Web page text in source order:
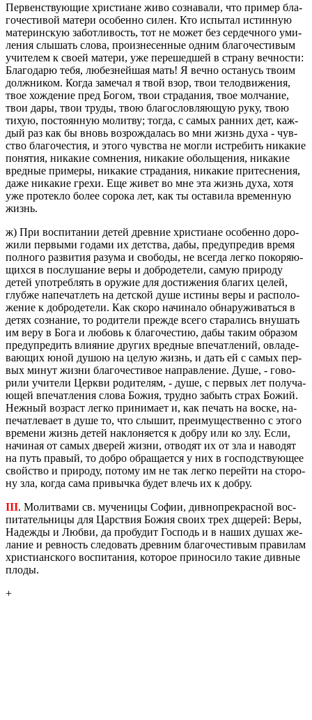
Пер­вен­ству­ю­щие хри­сти­ане живо со­зна­ва­ли, что при­мер бла­
го­че­сти­вой ма­те­ри осо­бен­но силен. Кто ис­пы­тал ис­тин­ную
ма­те­рин­скую за­бот­ли­вость, тот не может без сер­деч­но­го уми­
ле­ния слы­шать слова, про­из­не­сен­ные одним бла­го­че­сти­вым
учи­те­лем к своей ма­те­ри, уже пе­ре­шед­шей в стра­ну веч­но­сти:
Бла­го­да­рю тебя, лю­без­ней­шая мать! Я вечно оста­нусь твоим
долж­ни­ком. Когда за­ме­чал я твой взор, твои те­ло­дви­же­ния,
твое хож­де­ние пред Богом, твои стра­да­ния, твое мол­ча­ние,
твои дары, твои труды, твою бла­го­слов­ля­ю­щую руку, твою
тихую, по­сто­ян­ную мо­лит­ву; тогда, с самых ран­них дет, каж­
дый раз как бы вновь воз­рож­да­лась во мни жизнь духа - чув­
ство бла­го­че­стия, и этого чув­ства не могли ис­тре­бить ни­ка­кие
по­ня­тия, ни­ка­кие со­мне­ния, ни­ка­кие обо­льще­ния, ни­ка­кие
вред­ные при­ме­ры, ни­ка­кие стра­да­ния, ни­ка­кие при­тес­не­ния,
даже ни­ка­кие грехи. Еще живет во мне эта жизнь духа, хотя
уже про­тек­ло более со­ро­ка лет, как ты оста­ви­ла вре­мен­ную
жизнь.
ж) При вос­пи­та­нии детей древ­ние хри­сти­ане осо­бен­но до­ро­
жи­ли пер­вы­ми го­да­ми их дет­ства, дабы, пре­ду­пре­див время
пол­но­го раз­ви­тия ра­зу­ма и сво­бо­ды, не все­гда легко по­ко­ря­ю­
щих­ся в по­слу­ша­ние веры и доб­ро­де­те­ли, самую при­ро­ду
детей упо­треб­лять в ору­жие для до­сти­же­ния бла­гих целей,
глуб­же на­пе­чат­леть на дет­ской душе ис­ти­ны веры и рас­по­ло­
же­ние к доб­ро­де­те­ли. Как скоро на­чи­на­ло об­на­ру­жи­вать­ся в
детях со­зна­ние, то ро­ди­те­ли пре­жде всего ста­ра­лись вну­шать
им веру в Бога и лю­бовь к бла­го­че­стию, дабы таким об­ра­зом
пре­ду­пре­дить вли­я­ние дру­гих вред­ные впе­чат­ле­ний, овла­де­
ва­ю­щих юной душою на целую жизнь, и дать ей с самых пер­
вых минут жизни бла­го­че­сти­вое на­прав­ле­ние. Душе, - го­во­
ри­ли учи­те­ли Церк­ви ро­ди­те­лям, - душе, с пер­вых лет по­лу­ча­
ю­щей впе­чат­ле­ния слова Божия, труд­но за­быть страх Божий.
Неж­ный воз­раст легко при­ни­ма­ет и, как пе­чать на воске, на­
пе­чат­ле­ва­ет в душе то, что слы­шит, пре­иму­ще­ствен­но с этого
вре­ме­ни жизнь детей на­кло­ня­ет­ся к добру или ко злу. Если,
на­чи­ная от самых две­рей жизни, от­во­дят их от зла и на­во­дят
на путь пра­вый, то добро об­ра­ща­ет­ся у них в гос­под­ству­ю­щее
свой­ство и при­ро­ду, по­то­му им не так легко пе­рей­ти на сто­ро­
ну зла, когда сама при­выч­ка будет влечь их к добру.
III. Мо­лит­ва­ми св. му­че­ни­цы Софии, див­но­пре­крас­ной вос­
пи­та­тель­ни­цы для Цар­ствия Божия своих трех дще­рей: Веры,
На­деж­ды и Любви, да про­бу­дит Гос­подь и в наших душах же­
ла­ние и рев­ность сле­до­вать древним бла­го­че­сти­вым пра­ви­лам
хри­сти­ан­ско­го вос­пи­та­ния, ко­то­рое при­но­си­ло такие див­ные
плоды.
+